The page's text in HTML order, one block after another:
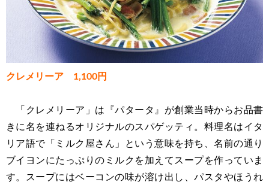
クレメリーア 1,100円
「クレメリーア」は『パタータ』が創業当時からお品書
きに名を連ねるオリジナルのスパゲッティ。料理名はイタ
リア語で「ミルク屋さん」という意味を持ち、名前の通り
ブイヨンにたっぷりのミルクを加えてスープを作っていま
す。スープにはベーコンの味が溶け出し、パスタやほうれ